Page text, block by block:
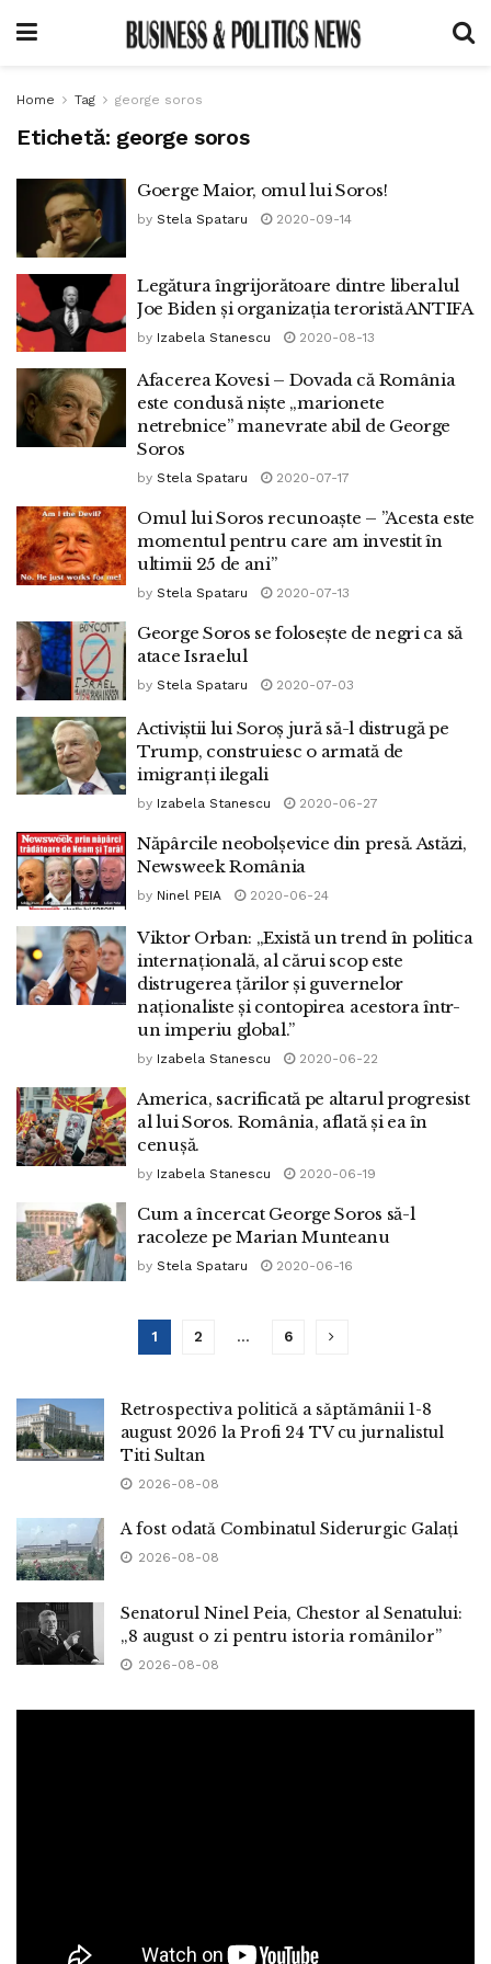
Home Tag george soros
Etichetă: george soros
Goerge Maior, omul lui Soros!
by Stela Spataru 2020-09-14
Legătura îngrijorătoare dintre liberalul
Joe Biden și organizația teroristă ANTIFA
by Izabela Stanescu 2020-08-13
Afacerea Kovesi – Dovada că România
este condusă niște „marionete
netrebnice” manevrate abil de George
Soros
by Stela Spataru 2020-07-17
Omul lui Soros recunoaște – ”Acesta este
momentul pentru care am investit în
ultimii 25 de ani”
by Stela Spataru 2020-07-13
George Soros se folosește de negri ca să
atace Israelul
by Stela Spataru 2020-07-03
Activiștii lui Soroș jură să-l distrugă pe
Trump, construiesc o armată de
imigranți ilegali
by Izabela Stanescu 2020-06-27
Năpârcile neobolșevice din presă. Astăzi,
Newsweek România
by Ninel PEIA 2020-06-24
Viktor Orban: „Există un trend în politica
internațională, al cărui scop este
distrugerea țărilor și guvernelor
naționaliste și contopirea acestora într-
un imperiu global.”
by Izabela Stanescu 2020-06-22
America, sacrificată pe altarul progresist
al lui Soros. România, aflată și ea în
cenușă.
by Izabela Stanescu 2020-06-19
Cum a încercat George Soros să-l
racoleze pe Marian Munteanu
by Stela Spataru 2020-06-16
1 2 … 6
Retrospectiva politică a săptămânii 1-8
august 2026 la Profi 24 TV cu jurnalistul
Titi Sultan
2026-08-08
A fost odată Combinatul Siderurgic Galați
2026-08-08
Senatorul Ninel Peia, Chestor al Senatului:
„8 august o zi pentru istoria românilor”
2026-08-08